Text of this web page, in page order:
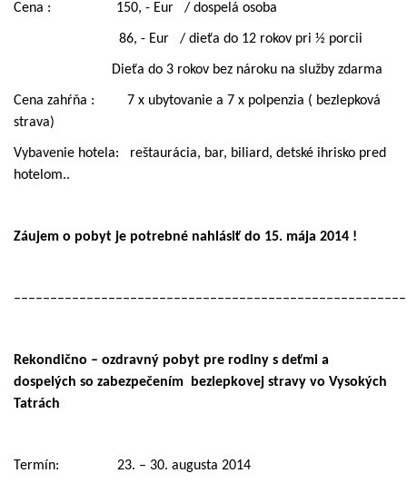
Cena : 150, - Eur / dospelá osoba
86, - Eur / dieťa do 12 rokov pri ½ porcii
Dieťa do 3 rokov bez nároku na služby zdarma
Cena zahŕňa :
7 x ubytovanie a 7 x polpenzia ( bezlepková
strava)
Vybavenie hotela:
reštaurácia, bar, biliard, detské ihrisko pred
hotelom..
Záujem o pobyt je potrebné nahlásiť do 15. mája 2014 !
Rekondično – ozdravný pobyt pre rodiny s deťmi a
dospelých so zabezpečením
bezlepkovej stravy vo Vysokých
Tatrách
Termín: 23. – 30. augusta 2014